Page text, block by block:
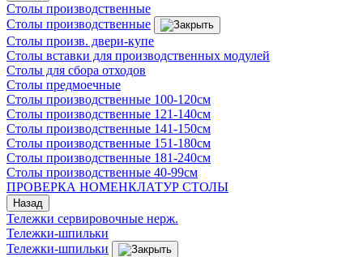
Столы производственные
Столы производственные
Столы произв. двери-купе
Столы вставки для производственных модулей
Столы для сбора отходов
Столы предмоечные
Столы производственные 100-120см
Столы производственные 121-140см
Столы производственные 141-150см
Столы производственные 151-180см
Столы производственные 181-240см
Столы производственные 40-99см
ПРОВЕРКА НОМЕНКЛАТУР СТОЛЫ
Назад
Тележки сервировочные нерж.
Тележки-шпильки
Тележки-шпильки